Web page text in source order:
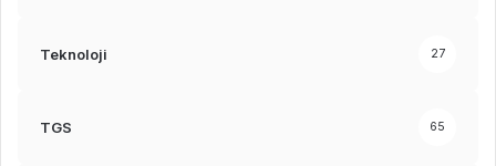
Teknoloji 27
TGS 65